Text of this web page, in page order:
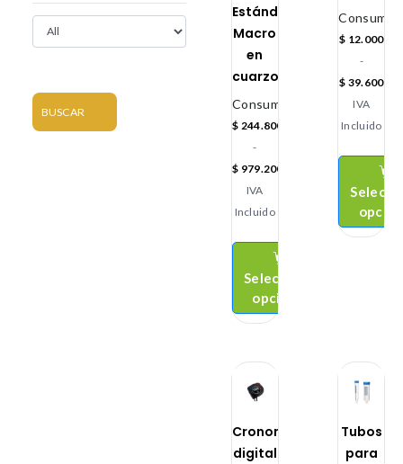
BUSCAR
Estándar
Macro
en
cuarzo
Consumibles
$ 244.800
-
$ 979.200
IVA
Incluido
Seleccionar
opciones
$ 12.000
-
$ 39.600
IVA
Incluido
Cronometro
digital
Tubos
para